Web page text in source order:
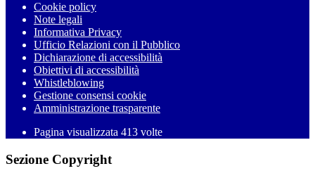
Cookie policy
Note legali
Informativa Privacy
Ufficio Relazioni con il Pubblico
Dichiarazione di accessibilità
Obiettivi di accessibilità
Whistleblowing
Gestione consensi cookie
Amministrazione trasparente
Pagina visualizzata 413 volte
Sezione Copyright